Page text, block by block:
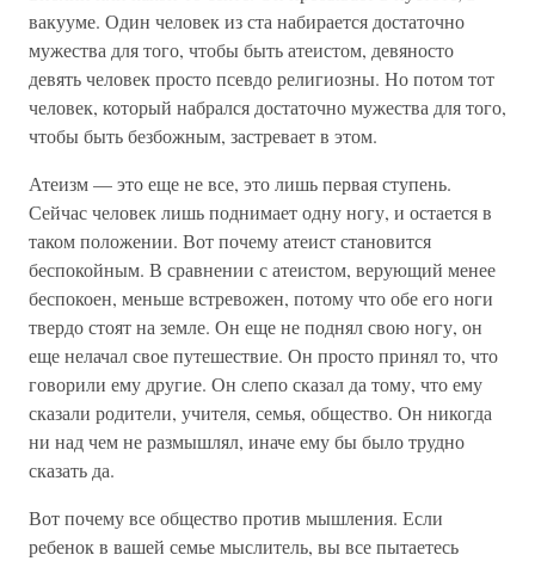
вакууме. Один человек из ста набирается достаточно
мужества для того, чтобы быть атеистом, девяносто
девять человек просто псевдо религиозны. Но потом тот
человек, который набрался достаточно мужества для того,
чтобы быть безбожным, застревает в этом.
Атеизм — это еще не все, это лишь первая ступень.
Сейчас человек лишь поднимает одну ногу, и остается в
таком положении. Вот почему атеист становится
беспокойным. В сравнении с атеистом, верующий менее
беспокоен, меньше встревожен, потому что обе его ноги
твердо стоят на земле. Он еще не поднял свою ногу, он
еще нелачал свое путешествие. Он просто принял то, что
говорили ему другие. Он слепо сказал да тому, что ему
сказали родители, учителя, семья, общество. Он никогда
ни над чем не размышлял, иначе ему бы было трудно
сказать да.
Вот почему все общество против мышления. Если
ребенок в вашей семье мыслитель, вы все пытаетесь